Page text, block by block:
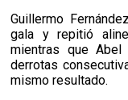
Guillermo
gala y repitió
mientras que
derrotas
mismo resultado.